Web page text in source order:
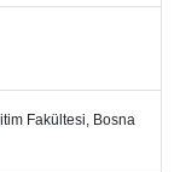
Fakültesi, Bosna